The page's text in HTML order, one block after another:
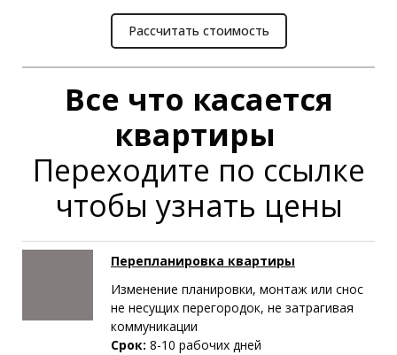
Рассчитать стоимость
Все что касается
квартиры
Переходите по ссылке
чтобы узнать цены
Перепланировка квартиры
Изменение планировки, монтаж или снос
не несущих перегородок, не затрагивая
коммуникации
Срок: 8-10 рабочих дней